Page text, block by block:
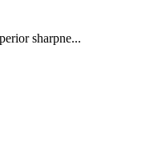
sharpne...